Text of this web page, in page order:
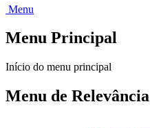
Menu
Menu Principal
Início do menu principal
Menu de Relevância